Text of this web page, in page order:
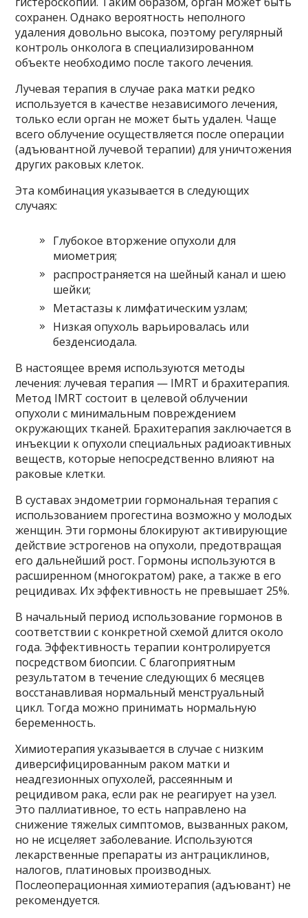
сохранен. Однако вероятность неполного
удаления довольно высока, поэтому регулярный
контроль онколога в специализированном
объекте необходимо после такого лечения.
Лучевая терапия в случае рака матки редко
используется в качестве независимого лечения,
только если орган не может быть удален. Чаще
всего облучение осуществляется после операции
(адъювантной лучевой терапии) для уничтожения
других раковых клеток.
Эта комбинация указывается в следующих
случаях:
Глубокое вторжение опухоли для
миометрия;
распространяется на шейный канал и шею
шейки;
Метастазы к лимфатическим узлам;
Низкая опухоль варьировалась или
безденсиодала.
В настоящее время используются методы
лечения: лучевая терапия — IMRT и брахитерапия.
Метод IMRT состоит в целевой облучении
опухоли с минимальным повреждением
окружающих тканей. Брахитерапия заключается в
инъекции к опухоли специальных радиоактивных
веществ, которые непосредственно влияют на
раковые клетки.
В суставах эндометрии гормональная терапия с
использованием прогестина возможно у молодых
женщин. Эти гормоны блокируют активирующие
действие эстрогенов на опухоли, предотвращая
его дальнейший рост. Гормоны используются в
расширенном (многократом) раке, а также в его
рецидивах. Их эффективность не превышает 25%.
В начальный период использование гормонов в
соответствии с конкретной схемой длится около
года. Эффективность терапии контролируется
посредством биопсии. С благоприятным
результатом в течение следующих 6 месяцев
восстанавливая нормальный менструальный
цикл. Тогда можно принимать нормальную
беременность.
Химиотерапия указывается в случае с низким
диверсифицированным раком матки и
неадгезионных опухолей, рассеянным и
рецидивом рака, если рак не реагирует на узел.
Это паллиативное, то есть направлено на
снижение тяжелых симптомов, вызванных раком,
но не исцеляет заболевание. Используются
лекарственные препараты из антрациклинов,
налогов, платиновых производных.
Послеоперационная химиотерапия (адъювант) не
рекомендуется.